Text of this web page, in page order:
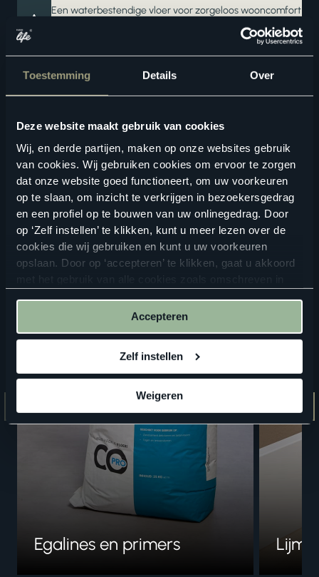
Toestemming Details Over
Deze website maakt gebruik van cookies
Wij, en derde partijen, maken op onze websites gebruik
van cookies. Wij gebruiken cookies om ervoor te zorgen
dat onze website goed functioneert, om uw voorkeuren
op te slaan, om inzicht te verkrijgen in bezoekersgedrag
en een profiel op te bouwen van uw onlinegedrag. Door
op ‘Zelf instellen’ te klikken, kunt u meer lezen over de
cookies die wij gebruiken en kunt u uw voorkeuren
opslaan. Door op ‘accepteren’ te klikken, gaat u akkoord
Accepteren
Zelf instellen
Weigeren
Een waterbestendige vloer voor zorgeloos wooncomfort
Ook verkrijgbaar als complete traprenovatie in hetzelfde
decor
Geschikte vloertoebehoren
Egalines en primers